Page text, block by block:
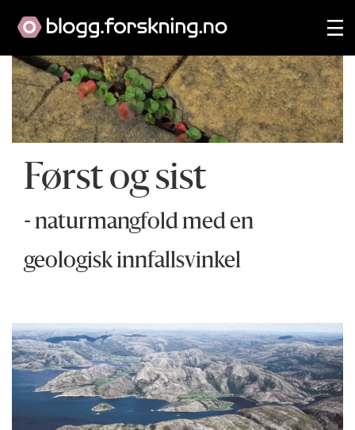
Først og sist
- naturmangfold med en
geologisk innfallsvinkel